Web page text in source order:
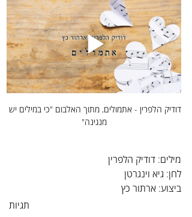
דודיק הלפרין - אתמולים, מתוך האלבום "כי במילים יש
מנגינה"
מילים: דודיק הלפרין
לחן: גיא וינגרטן
ביצוע: ארתור כץ
תגיות